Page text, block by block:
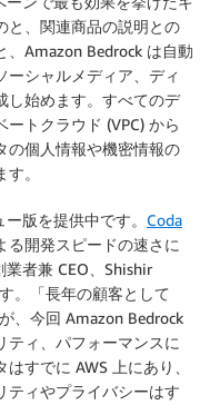
と、関連商品の説明との
、Amazon Bedrock は自動
ーシャルメディア、ディ
し始めます。すべてのデ
トクラウド (VPC) から
の個人情報や機密情報の
。
版を提供中です。 Coda
る開発スピードの速さに
者兼 CEO、Shishir
。「長年の顧客として
、今回 Amazon Bedrock
ティ、パフォーマンスに
すでに AWS 上にあり、
ティやプライバシーはす